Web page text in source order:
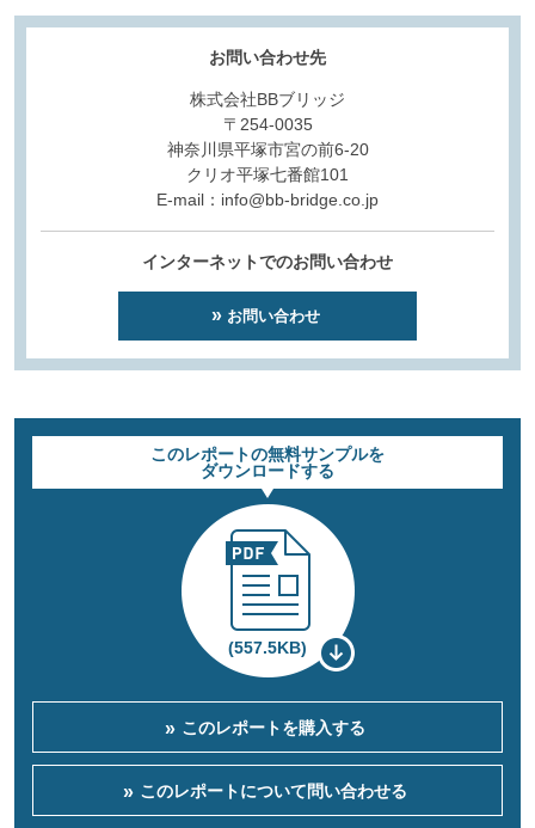
お問い合わせ先
株式会社BBブリッジ
〒254-0035
神奈川県平塚市宮の前6-20
クリオ平塚七番館101
E-mail：info@bb-bridge.co.jp
インターネットでのお問い合わせ
お問い合わせ
このレポートの無料サンプルを
ダウンロードする
(557.5KB)
このレポートを購入する
このレポートについて問い合わせる